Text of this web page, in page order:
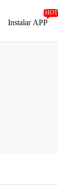
Instalar APP
HOT